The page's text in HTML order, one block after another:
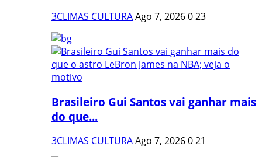
3CLIMAS CULTURAAgo 7, 2026023
Brasileiro Gui Santos vai ganhar mais
do que...
3CLIMAS CULTURAAgo 7, 2026021